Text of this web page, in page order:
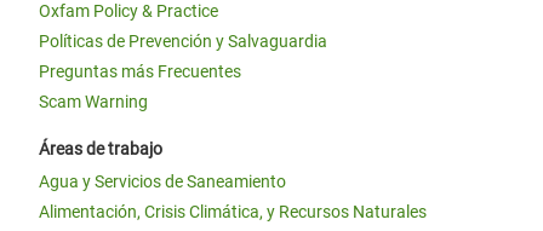
Oxfam Policy & Practice
Políticas de Prevención y Salvaguardia
Preguntas más Frecuentes
Scam Warning
Áreas de trabajo
Agua y Servicios de Saneamiento
Alimentación, Crisis Climática, y Recursos Naturales